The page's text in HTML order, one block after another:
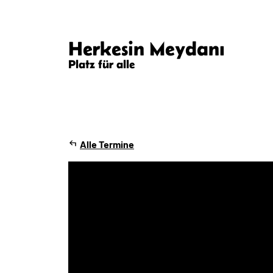
Herkesin Meydanı
Platz für alle
Alle Termine